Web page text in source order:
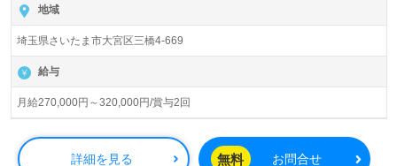
（本社：埼玉県さいたま市、支社：大阪府大阪市）様の運
営です。従業員人数489名以上、埼玉県、大阪府を中心に
住宅型有料老人ホーム、通所介護事業所を展開されていま
す。お一人おひとりに最高水準の介護サービスをご提供。
ご利用者様のご家族様、一緒に働く従業員様の幸せを目標
に事業運営をされています。
◎チーム力が魅力の職場！『介護をする人にも、介護を受
ける人にも寄り添う』笑顔あふれる介護支援をご一緒に◎
地域
埼玉県さいたま市大宮区三橋4-669
給与
月給270,000円～320,000円/賞与2回
詳細を見る 無料 お問合せ